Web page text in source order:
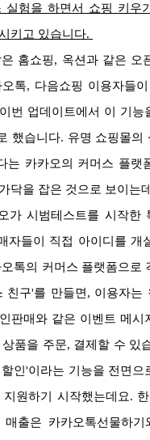
실험을 하면서 쇼핑 키우
키고 있습니다.
홈쇼핑, 옥션과 같은 오
톡, 다음쇼핑 이용자들
번 업데이트에서 이 기능
했습니다. 유명 쇼핑몰의
는 카카오의 커머스 플랫
닥을 잡은 것으로 보이는
가 시범테스트를 시작한
자들이 직접 아이디를 개
톡의 커머스 플랫폼으로
친구'를 만들면, 이용자는
판매와 같은 이벤트 메시
품을 주문, 결제할 수 있
인'이라는 기능을 전면으
원하기 시작했는데요.
출은 카카오톡선물하기